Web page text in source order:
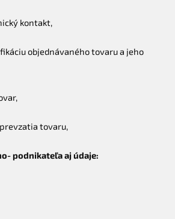
kontakt,
objednávaného tovaru a jeho
tovaru,
- podnikateľa aj údaje: